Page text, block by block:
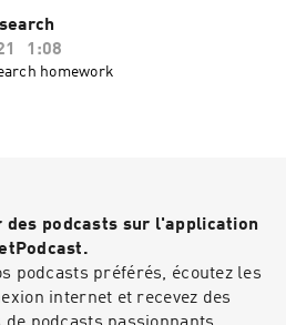
1:08
homework
des podcasts sur l'application
podcasts préférés, écoutez les
internet et recevez des